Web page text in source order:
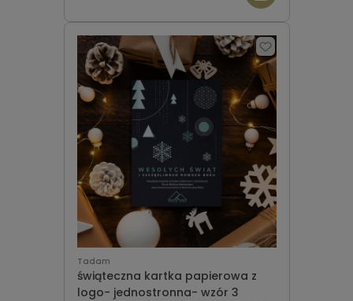
Tadam
świąteczna kartka papierowa z
logo- jednostronna- wzór 3